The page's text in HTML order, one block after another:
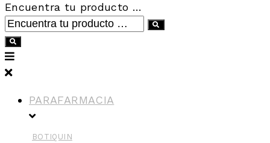
Encuentra tu producto …
PARAFARMACIA
BOTIQUIN